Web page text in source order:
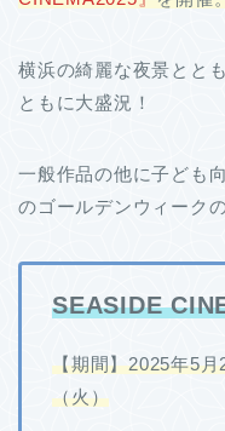
横浜の綺麗な夜景とと
ともに大盛況！
一般作品の他に子ども
のゴールデンウィーク
SEASIDE
【期間】2025年5
（火）